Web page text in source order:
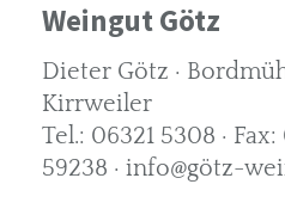
Weingut Götz
Dieter Götz ·
Kirrweiler
Tel.: 06321 5308 · Fax:
59238 · info@götz-